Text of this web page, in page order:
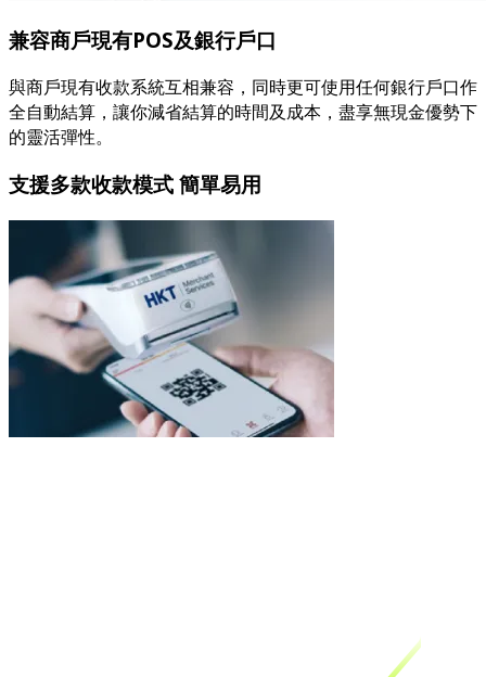
兼容商戶現有POS及銀行戶口
與商戶現有收款系統互相兼容，同時更可使用任何銀行戶口作
全自動結算，讓你減省結算的時間及成本，盡享無現金優勢下
的靈活彈性。
支援多款收款模式 簡單易用